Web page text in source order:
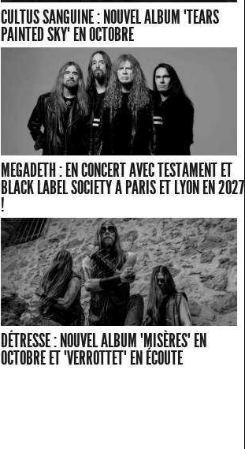
CULTUS SANGUINE : NOUVEL ALBUM "TEARS
PAINTED SKY" EN OCTOBRE
MEGADETH : EN CONCERT AVEC TESTAMENT ET
BLACK LABEL SOCIETY A PARIS ET LYON EN 2027
!
DÉTRESSE : NOUVEL ALBUM "MISÈRES" EN
OCTOBRE ET "VERROTTET" EN ÉCOUTE